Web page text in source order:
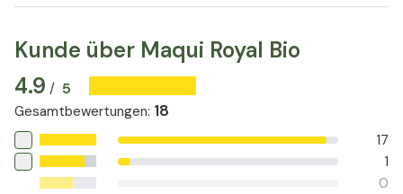
Kunde über Maqui Royal Bio
4.9 / 5
Gesamtbewertungen: 18
17
1
0